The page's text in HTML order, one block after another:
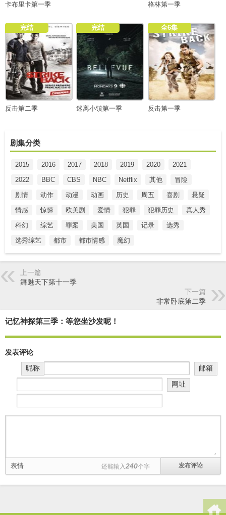
卡布里卡第一季 格林第一季
完结
反击第二季
完结
迷离小镇第一季
全6集
反击第一季
剧集分类
2015 2016 2017 2018 2019 2020
2021
2022
BBC CBS NBC Netflix 其他
冒险
剧情
动作 动漫 动画 历史 周五 喜剧
悬疑
情感
惊悚 欧美剧 爱情 犯罪 犯罪历史
真人秀
科幻
综艺 罪案 美国 英国 记录
选秀
选秀综艺
都市 都市情感 魔幻
上一篇
舞魅天下第十一季
下一篇
非常卧底第二季
记忆神探第三季：等您坐沙发呢！
发表评论
昵称
邮箱
网址
表情 还能输入 240个字